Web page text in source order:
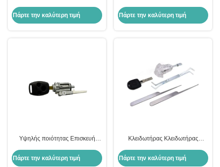
πόρτας αυτοκινήτου κυλίνδρου
Πάρτε την καλύτερη τιμή
κλειδαριού αυτοκινήτου
Πάρτε την καλύτερη τιμή
Υψηλής ποιότητας Επισκευή
Πάρτε την καλύτερη τιμή
Κλειδωτήρας Κλειδωτήρας
Κλειδωτήρα Αυτοκινήτου Για VW
HU66 Με 3 Κλειδωτήρες
Πάρτε την καλύτερη τιμή